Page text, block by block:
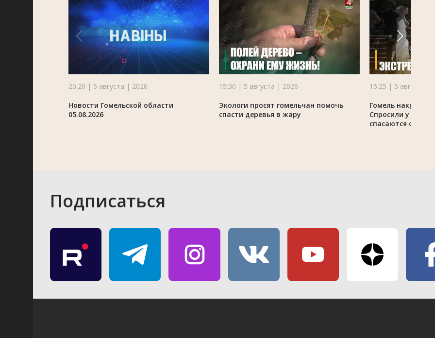
20:20 | 5 августа | 2026
Новости Гомельской области
05.08.2026
15:30 | 5 августа | 2026
Экологи просят гомельчан помочь
спасти деревья в жару
15:25 | 5 августа |
Гомель накрыла
Спросили у
спасаются от зноя
Подписаться